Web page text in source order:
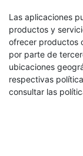
Las aplicaciones
productos y
ofrecer productos
por parte de
ubicaciones
respectivas
consultar las